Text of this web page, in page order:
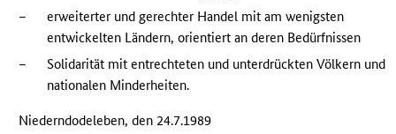
–
erweiterter und gerechter Handel mit am wenigsten
entwickelten Ländern, orientiert an deren Bedürfnissen
–
Solidarität mit entrechteten und unterdrückten Völkern und
nationalen Minderheiten.
Niederndodeleben, den 24.7.1989